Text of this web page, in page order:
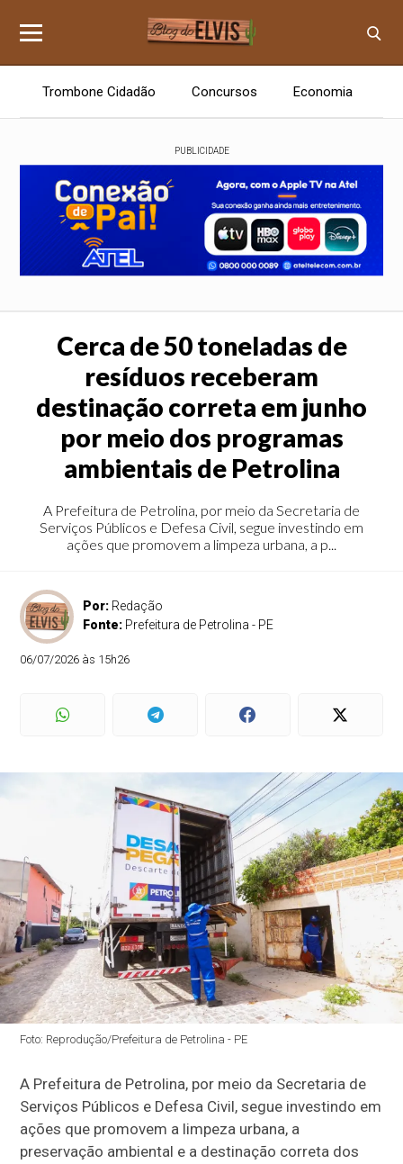
Trombone Cidadão Concursos Economia
PUBLICIDADE
Cerca de 50 toneladas de
resíduos receberam
destinação correta em junho
por meio dos programas
ambientais de Petrolina
A Prefeitura de Petrolina, por meio da Secretaria de
Serviços Públicos e Defesa Civil, segue investindo em
ações que promovem a limpeza urbana, a p...
Por: Redação
Fonte: Prefeitura de Petrolina - PE
06/07/2026 às 15h26
Foto: Reprodução/Prefeitura de Petrolina - PE
A Prefeitura de Petrolina, por meio da Secretaria de
Serviços Públicos e Defesa Civil, segue investindo em
ações que promovem a limpeza urbana, a
preservação ambiental e a destinação correta dos